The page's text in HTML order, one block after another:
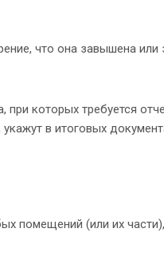
что она завышена или
которых требуется
в итоговых
помещений (или их